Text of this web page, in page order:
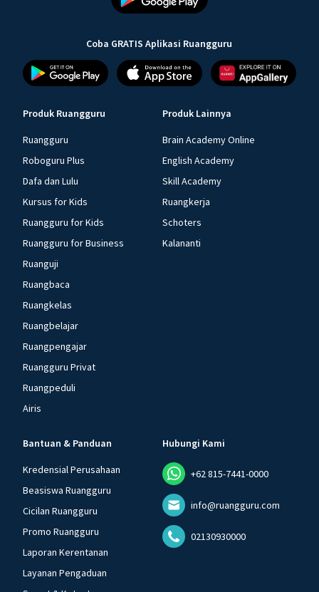
Coba GRATIS Aplikasi Ruangguru
Produk Ruangguru
Ruangguru
Roboguru Plus
Dafa dan Lulu
Kursus for Kids
Ruangguru for Kids
Ruangguru for Business
Ruanguji
Ruangbaca
Ruangkelas
Ruangbelajar
Ruangpengajar
Ruangguru Privat
Ruangpeduli
Airis
Produk Lainnya
Brain Academy Online
English Academy
Skill Academy
Ruangkerja
Schoters
Kalananti
Bantuan & Panduan
Kredensial Perusahaan
Beasiswa Ruangguru
Cicilan Ruangguru
Promo Ruangguru
Laporan Kerentanan
Layanan Pengaduan
Hubungi Kami
+62 815-7441-0000
info@ruangguru.com
02130930000